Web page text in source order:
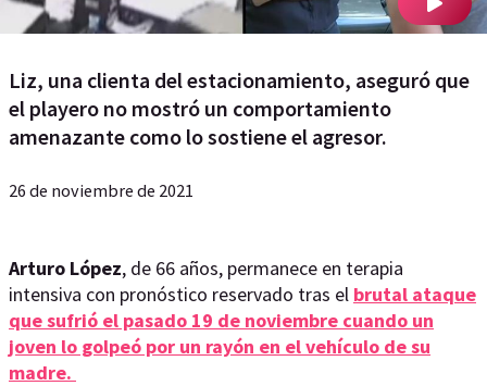
Liz, una clienta del estacionamiento, aseguró que
el playero no mostró un comportamiento
amenazante como lo sostiene el agresor.
26 de noviembre de 2021
Arturo López, de 66 años, permanece en terapia
intensiva con pronóstico reservado tras el brutal ataque
que sufrió el pasado 19 de noviembre cuando un
joven lo golpeó por un rayón en el vehículo de su
madre.